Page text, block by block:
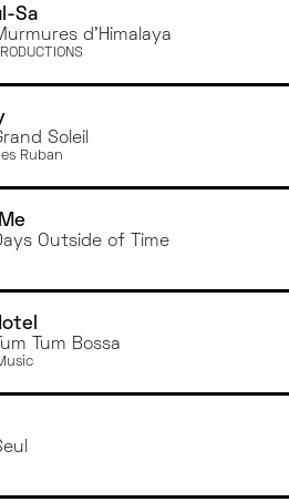
Sa
d'Himalaya
Soleil
Ruban
Outside of Time
Tum Bossa